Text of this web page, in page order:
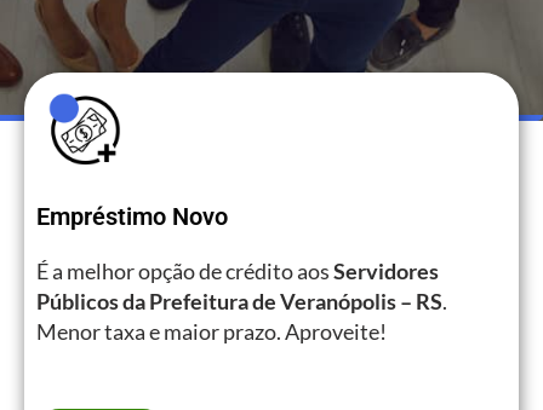
Empréstimo Novo
É a melhor opção de crédito aosServidores
Públicos da Prefeitura de Veranópolis – RS.
Menor taxa e maior prazo. Aproveite!